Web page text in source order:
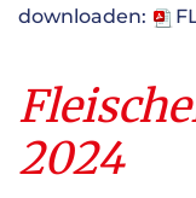
downloaden:
2024